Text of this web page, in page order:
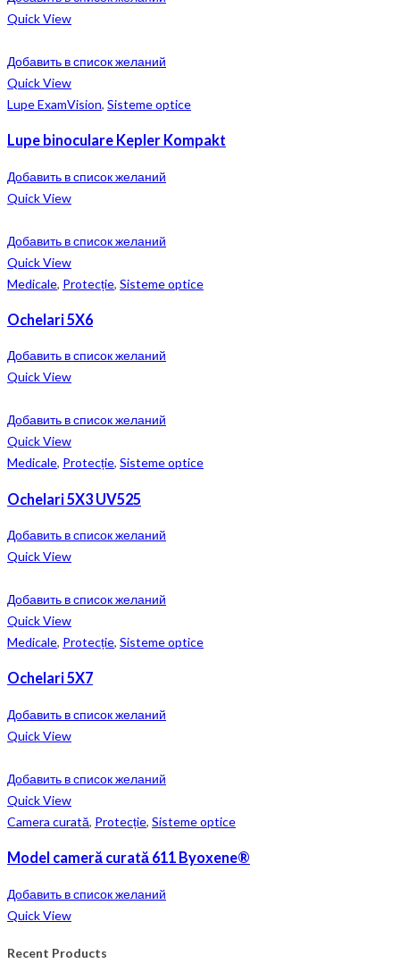
Quick View
Добавить в список желаний
Quick View
Lupe ExamVision, Sisteme optice
Lupe binoculare Kepler Kompakt
Добавить в список желаний
Quick View
Добавить в список желаний
Quick View
Medicale, Protecție, Sisteme optice
Ochelari 5X6
Добавить в список желаний
Quick View
Добавить в список желаний
Quick View
Medicale, Protecție, Sisteme optice
Ochelari 5X3 UV525
Добавить в список желаний
Quick View
Добавить в список желаний
Quick View
Medicale, Protecție, Sisteme optice
Ochelari 5X7
Добавить в список желаний
Quick View
Добавить в список желаний
Quick View
Camera curată, Protecție, Sisteme optice
Model cameră curată 611 Byoxene®
Добавить в список желаний
Quick View
Recent Products